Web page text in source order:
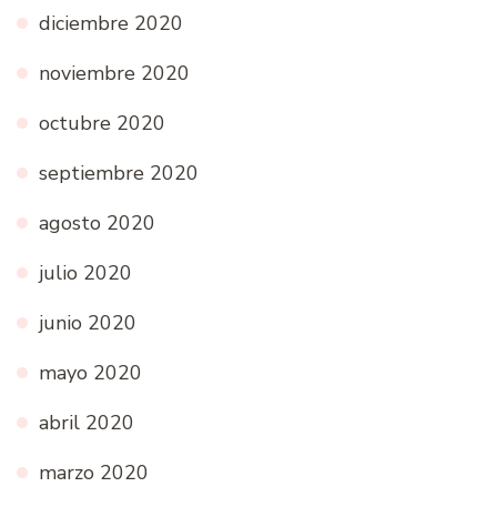
diciembre 2020
noviembre 2020
octubre 2020
septiembre 2020
agosto 2020
julio 2020
junio 2020
mayo 2020
abril 2020
marzo 2020